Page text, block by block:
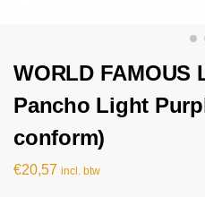
WORLD FAMOUS
Pancho Light
conform)
€20,57 incl. btw